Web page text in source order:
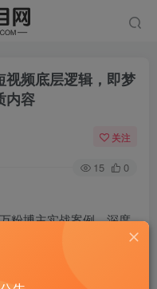
视频底层逻辑，即梦
内容
关注
15 0
粉博主实战案例，深度
账号权重提升、养号区
；分析各平台账号风险